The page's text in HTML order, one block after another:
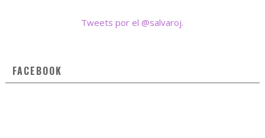
Tweets por el @salvaroj.
FACEBOOK